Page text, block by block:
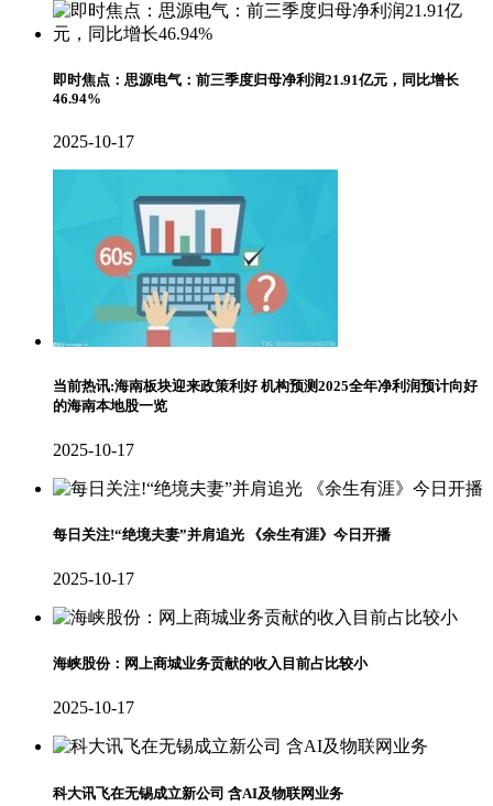
即时焦点：思源电气：前三季度归母净利润21.91亿元，同比增长
46.94%
2025-10-17
当前热讯:海南板块迎来政策利好 机构预测2025全年净利润预计向好
的海南本地股一览
2025-10-17
每日关注!“绝境夫妻”并肩追光 《余生有涯》今日开播
2025-10-17
海峡股份：网上商城业务贡献的收入目前占比较小
2025-10-17
科大讯飞在无锡成立新公司 含AI及物联网业务